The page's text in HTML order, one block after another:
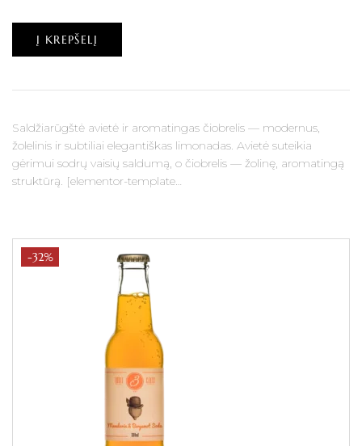
Į KREPŠELĮ
Saldžiarūgštė avietė ir aromatingas čiobrelis — modernus,
žolelinis ir subtiliai elegantiškas limonadas. Avietė suteikia
gėrimui sodrų vaisių saldumą, o čiobrelis — žolinę, aromatingą
struktūrą. [elementor-template…
-32%